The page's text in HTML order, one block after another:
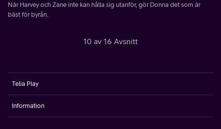
När Harvey och Zane inte kan hålla sig utanför, gör Donna det som är
bäst för byrån.
10 av 16 Avsnitt
Telia Play
Information